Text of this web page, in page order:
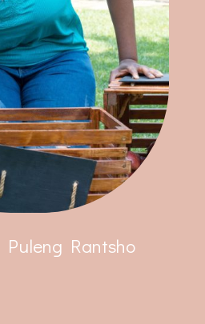
Puleng Rantsho